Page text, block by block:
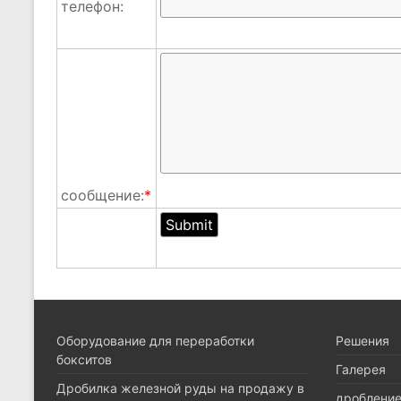
телефон:
сообщение:*
Оборудование для переработки
бокситов
Дробилка железной руды на продажу в
Pешения
Галерея